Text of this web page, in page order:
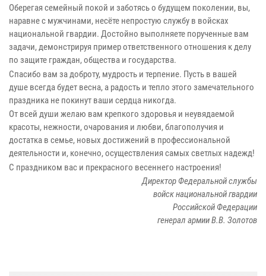
Оберегая семейный покой и заботясь о будущем поколении, вы,
наравне с мужчинами, несёте непростую службу в войсках
национальной гвардии. Достойно выполняете порученные вам
задачи, демонстрируя пример ответственного отношения к делу
по защите граждан, общества и государства.
Спасибо вам за доброту, мудрость и терпение. Пусть в вашей
душе всегда будет весна, а радость и тепло этого замечательного
праздника не покинут ваши сердца никогда.
От всей души желаю вам крепкого здоровья и неувядаемой
красоты, нежности, очарования и любви, благополучия и
достатка в семье, новых достижений в профессиональной
деятельности и, конечно, осуществления самых светлых надежд!
С праздником вас и прекрасного весеннего настроения!
Директор Федеральной службы
войск национальной гвардии
Российской Федерации
генерал армии В.В. Золотов